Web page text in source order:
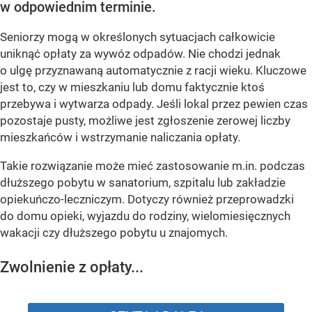
w odpowiednim terminie.
Seniorzy mogą w określonych sytuacjach całkowicie
uniknąć opłaty za wywóz odpadów. Nie chodzi jednak
o ulgę przyznawaną automatycznie z racji wieku. Kluczowe
jest to, czy w mieszkaniu lub domu faktycznie ktoś
przebywa i wytwarza odpady. Jeśli lokal przez pewien czas
pozostaje pusty, możliwe jest zgłoszenie zerowej liczby
mieszkańców i wstrzymanie naliczania opłaty.
Takie rozwiązanie może mieć zastosowanie m.in. podczas
dłuższego pobytu w sanatorium, szpitalu lub zakładzie
opiekuńczo-leczniczym. Dotyczy również przeprowadzki
do domu opieki, wyjazdu do rodziny, wielomiesięcznych
wakacji czy dłuższego pobytu u znajomych.
Zwolnienie z opłaty...